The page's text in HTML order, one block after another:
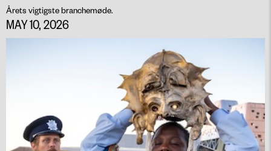
Årets vigtigste branchemøde.
MAY 10, 2026